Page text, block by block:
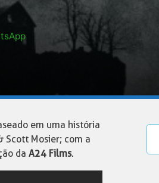
em uma história
Scott Mosier; com a
da A24 Films.